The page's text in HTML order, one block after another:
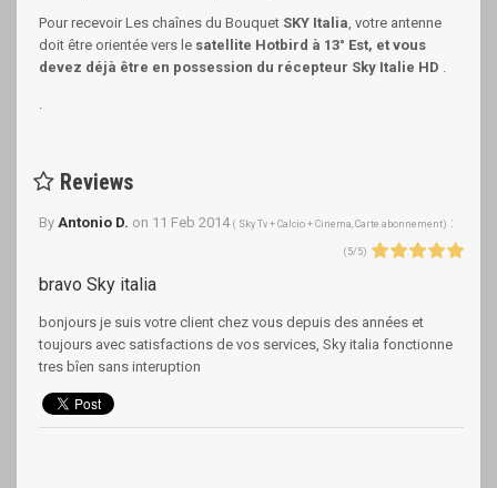
Pour recevoir Les chaînes du Bouquet SKY Italia, votre antenne
doit être orientée vers le satellite Hotbird à 13° Est, et vous
devez déjà être en possession du récepteur Sky Italie HD .
.
Reviews
By Antonio D. on 11 Feb 2014 ( Sky Tv + Calcio + Cinema, Carte abonnement) :
( 5/5)
bravo Sky italia
bonjours je suis votre client chez vous depuis des années et
toujours avec satisfactions de vos services, Sky italia fonctionne
tres bîen sans interuption